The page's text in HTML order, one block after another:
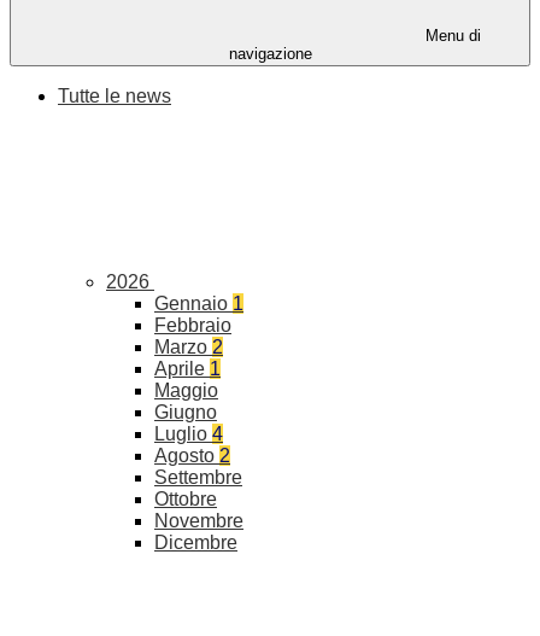
Menu di
navigazione
Tutte le news
2026
Gennaio 1
Febbraio
Marzo 2
Aprile 1
Maggio
Giugno
Luglio 4
Agosto 2
Settembre
Ottobre
Novembre
Dicembre